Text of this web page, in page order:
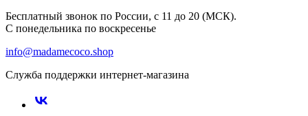
Бесплатный звонок по России, с 11 до 20 (МСК).
С понедельника по воскресенье
info@madamecoco.shop
Служба поддержки интернет-магазина